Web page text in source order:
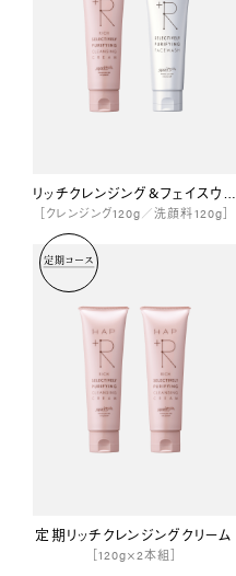
リッチクレンジング&フェイスウォッシュセット
［クレンジング120g／洗顔料120g］
定期リッチクレンジングクリーム
［120g×2本組］
定期コース